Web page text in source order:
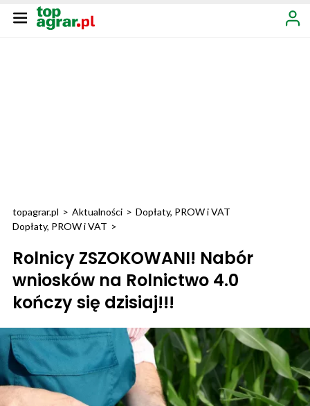
topagrar.pl > Aktualności > Dopłaty, PROW i VAT
Dopłaty, PROW i VAT >
Rolnicy ZSZOKOWANI! Nabór
wniosków na Rolnictwo 4.0
kończy się dzisiaj!!!